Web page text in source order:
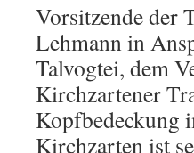
Vorsitzende der
Lehmann in
Talvogtei, dem
Kirchzartener
Kopfbedeckung
Kirchzarten ist